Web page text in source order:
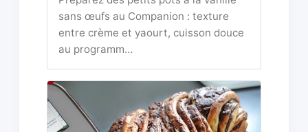
sans œufs au Companion : texture
entre crème et yaourt, cuisson douce
au programm…